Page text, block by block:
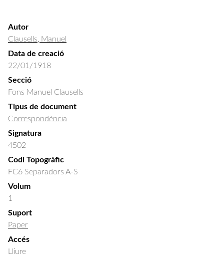
Autor
Clausells, Manuel
Data de creació
22/01/1918
Secció
Fons Manuel Clausells
Tipus de document
Correspondència
Signatura
4502
Codi Topogràfic
FC6 Separadors A-S
Volum
1
Suport
Paper
Accés
Lliure